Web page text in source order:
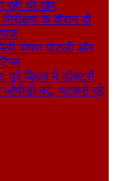
रही थी खेप
के दौरान दो
पोषण पोटली और
बिहार में डॉक्टरों
ओपीडी बंद, भटकते रहे